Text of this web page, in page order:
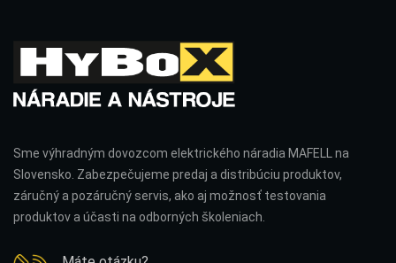
Sme výhradným dovozcom elektrického náradia MAFELL na
Slovensko. Zabezpečujeme predaj a distribúciu produktov,
záručný a pozáručný servis, ako aj možnosť testovania
produktov a účasti na odborných školeniach.